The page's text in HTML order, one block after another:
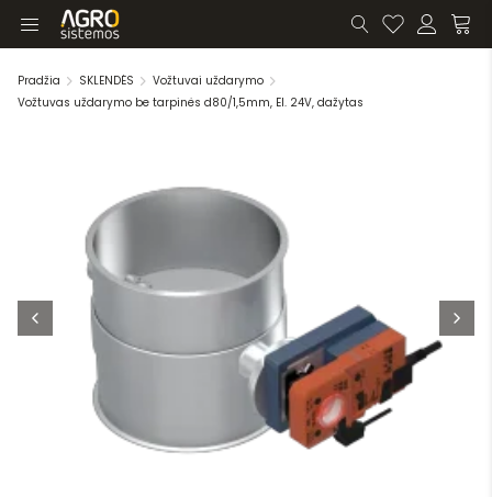
Pradžia SKLENDĖS
Vožtuvai uždarymo
Vožtuvas uždarymo be tarpinės d80/1,5mm, El. 24V, dažytas